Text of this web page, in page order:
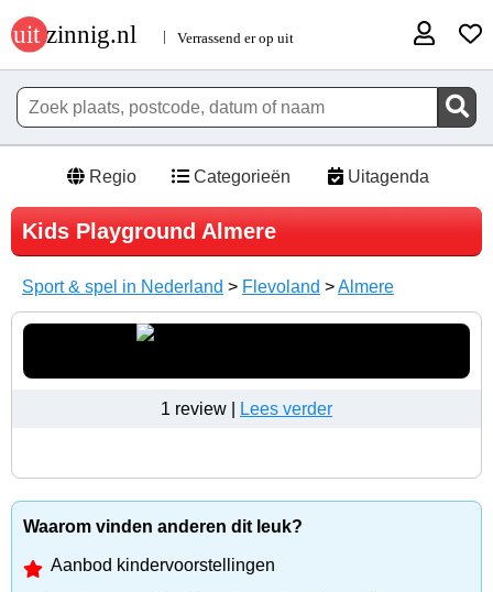
Regio Categorieën Uitagenda
Kids Playground Almere
Sport & spel in Nederland > Flevoland >Almere
1 review | Lees verder
Waarom vinden anderen dit leuk?
Aanbod kindervoorstellingen